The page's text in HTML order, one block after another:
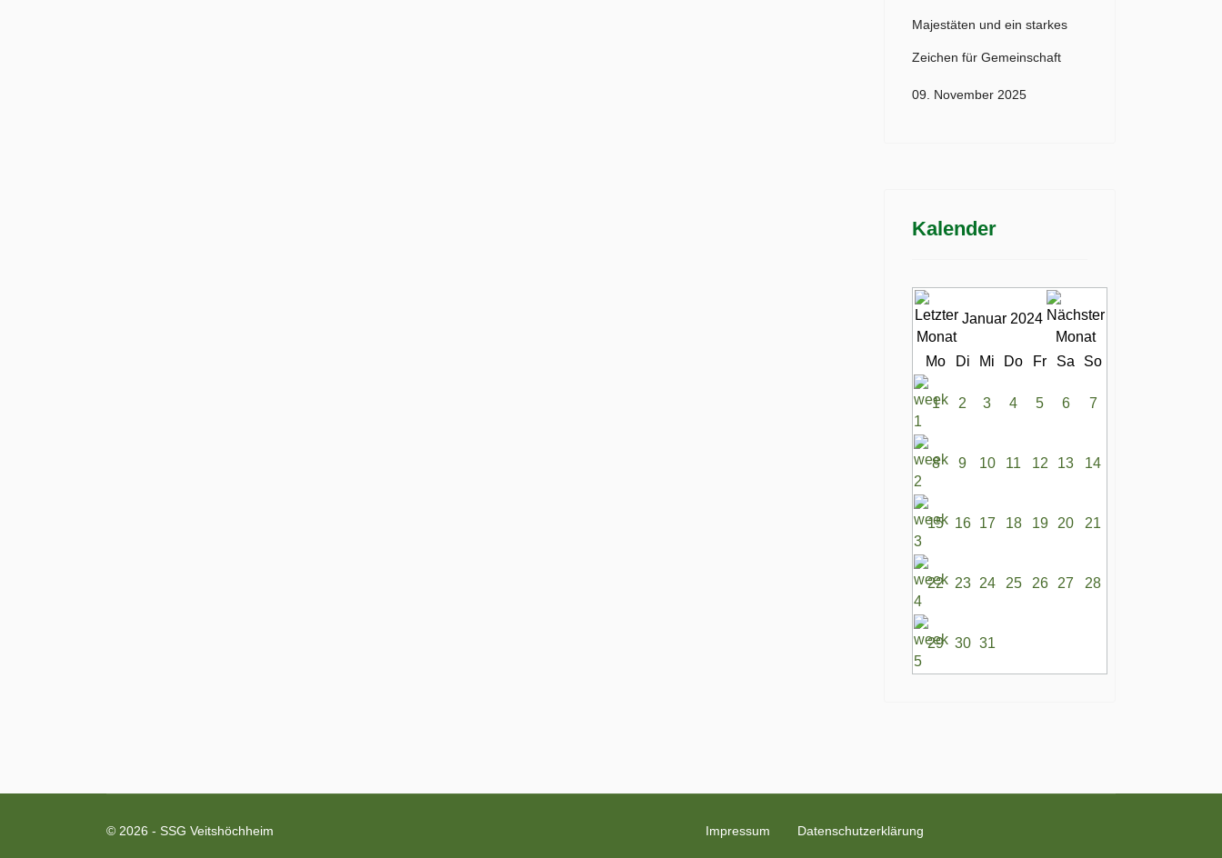
Majestäten und ein starkes
Zeichen für Gemeinschaft
09. November 2025
Kalender
Januar 2024
Mo Di Mi Do Fr Sa So
1 2 3 4 5 6 7
8 9 10 11 12 13 14
15 16 17 18 19 20 21
22 23 24 25 26 27 28
29 30 31
© 2026 - SSG Veitshöchheim Impressum Datenschutzerklärung